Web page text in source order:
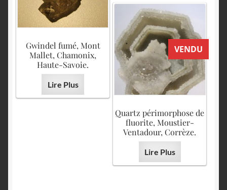
Gwindel fumé, Mont
Mallet, Chamonix,
Haute-Savoie.
Lire Plus
VENDU
Quartz périmorphose de
fluorite, Moustier-
Ventadour, Corrèze.
Lire Plus